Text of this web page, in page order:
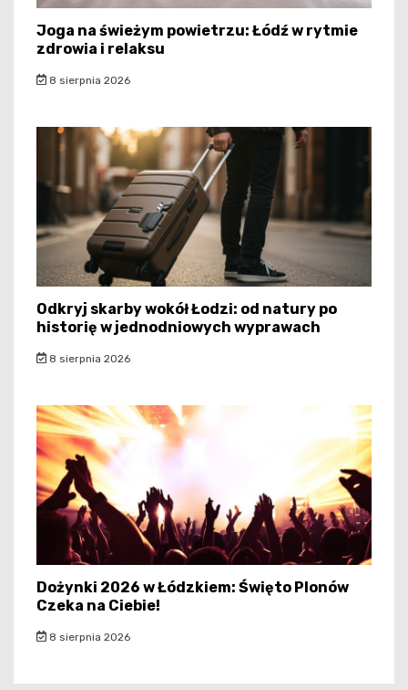
Joga na świeżym powietrzu: Łódź w rytmie
zdrowia i relaksu
8 sierpnia 2026
Odkryj skarby wokół Łodzi: od natury po
historię w jednodniowych wyprawach
8 sierpnia 2026
Dożynki 2026 w Łódzkiem: Święto Plonów
Czeka na Ciebie!
8 sierpnia 2026